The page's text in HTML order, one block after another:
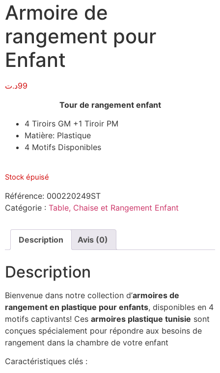
Armoire de
rangement pour
Enfant
99د.ت
Tour de rangement enfant
4 Tiroirs GM +1 Tiroir PM
Matière: Plastique
4 Motifs Disponibles
Stock épuisé
Référence: 000220249ST
Catégorie : Table, Chaise et Rangement Enfant
Description Avis (0)
Description
Bienvenue dans notre collection d’armoires de
rangement en plastique pour enfants, disponibles en 4
motifs captivants! Ces armoires plastique tunisie sont
conçues spécialement pour répondre aux besoins de
rangement dans la chambre de votre enfant
Caractéristiques clés :